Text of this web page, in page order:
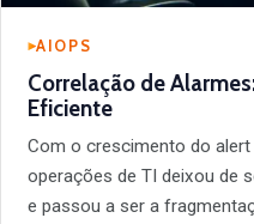
AIOPS
Correlação de
Eficiente
Com o crescimento do
operações de TI deixou de
e passou a ser a